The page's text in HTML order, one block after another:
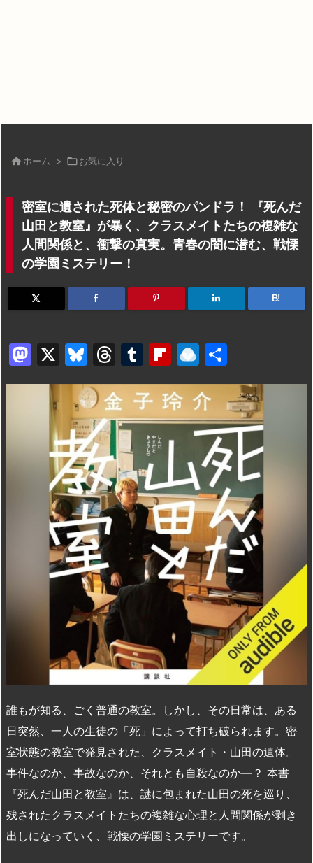
 ホーム > お気に入り
密室に遺された死体と秘密のパンドラ！ 『死んだ
山田と教室』が暴く、クラスメイトたちの複雑な
人間関係と、衝撃の真実。青春の闇に潜む、戦慄
の学園ミステリー！
B!
M
a
st
d
o
X
Bl
u
e
s
k
y
T
hr
e
a
d
s
T
u
m
bl
r
Fl
ip
b
o
ar
d
R
ai
n
dr
o
p.
io
有
誰もが知る、ごく普通の教室。しかし、その日常は、ある
日突然、一人の生徒の「死」によって打ち破られます。密
室状態の教室で発見された、クラスメイト・山田の遺体。
事件なのか、事故なのか、それとも自殺なのか—？ 本書
『死んだ山田と教室』は、謎に包まれた山田の死を巡り、
残されたクラスメイトたちの複雑な心理と人間関係が剥き
出しになっていく、戦慄の学園ミステリーです。